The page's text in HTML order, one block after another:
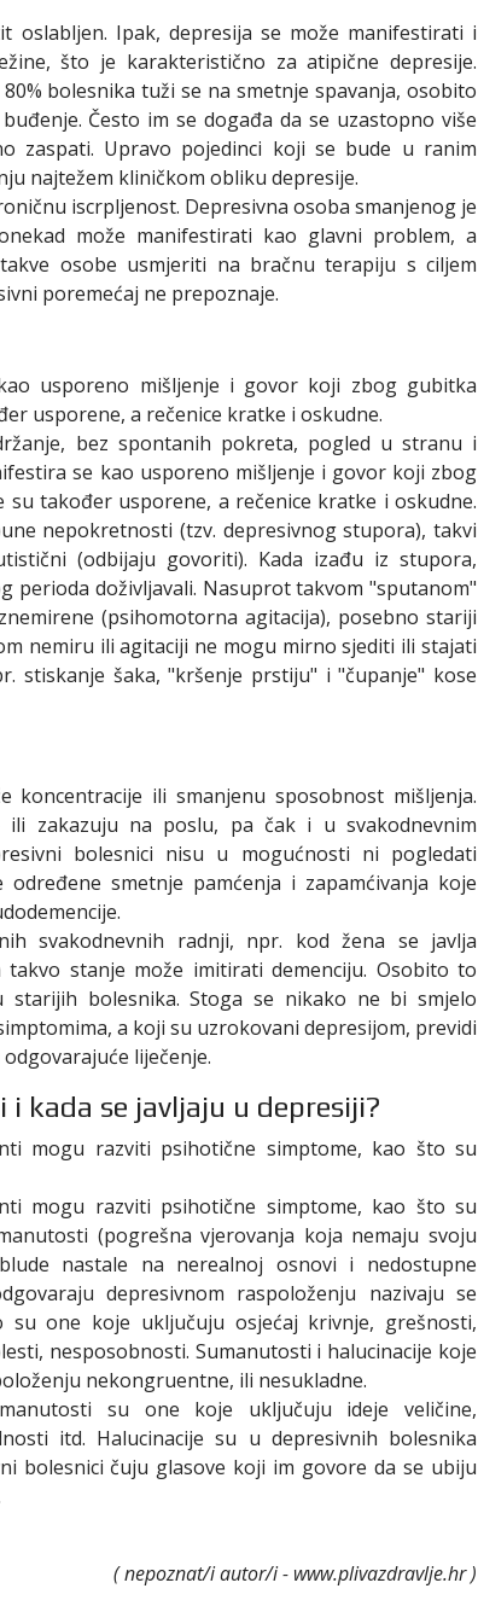
oslabljen. Ipak, depresija se može manifestirati i
što je karakteristično za atipične depresije.
bolesnika tuži se na smetnje spavanja, osobito
Često im se događa da se uzastopno više
zaspati. Upravo pojedinci koji se bude u ranim
najtežem kliničkom obliku depresije.
iscrpljenost. Depresivna osoba smanjenog je
može manifestirati kao glavni problem, a
osobe usmjeriti na bračnu terapiju s ciljem
poremećaj ne prepoznaje.
usporeno mišljenje i govor koji zbog gubitka
usporene, a rečenice kratke i oskudne.
bez spontanih pokreta, pogled u stranu i
se kao usporeno mišljenje i govor koji zbog
također usporene, a rečenice kratke i oskudne.
nepokretnosti (tzv. depresivnog stupora), takvi
(odbijaju govoriti). Kada izađu iz stupora,
perioda doživljavali. Nasuprot takvom "sputanom"
(psihomotorna agitacija), posebno stariji
nemiru ili agitaciji ne mogu mirno sjediti ili stajati
stiskanje šaka, "kršenje prstiju" i "čupanje" kose
koncentracije ili smanjenu sposobnost mišljenja.
zakazuju na poslu, pa čak i u svakodnevnim
bolesnici nisu u mogućnosti ni pogledati
smetnje pamćenja i zapamćivanja koje
svakodnevnih radnji, npr. kod žena se javlja
stanje može imitirati demenciju. Osobito to
starijih bolesnika. Stoga se nikako ne bi smjelo
a koji su uzrokovani depresijom, previdi
liječenje.
kada se javljaju u depresiji?
mogu razviti psihotične simptome, kao što su
mogu razviti psihotične simptome, kao što su
(pogrešna vjerovanja koja nemaju svoju
nastale na nerealnoj osnovi i nedostupne
depresivnom raspoloženju nazivaju se
one koje uključuju osjećaj krivnje, grešnosti,
nesposobnosti. Sumanutosti i halucinacije koje
nekongruentne, ili nesukladne.
su one koje uključuju ideje veličine,
itd. Halucinacije su u depresivnih bolesnika
bolesnici čuju glasove koji im govore da se ubiju
( nepoznat/i autor/i - www.plivazdravlje.hr )